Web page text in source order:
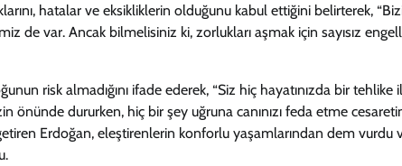
hatalar ve eksikliklerin olduğunu kabul ettiğini belirterek,
de var. Ancak bilmelisiniz ki, zorlukları aşmak için sayısız
risk almadığını ifade ederek, “Siz hiç hayatınızda bir tehlike
önünde dururken, hiç bir şey uğruna canınızı feda etme
Erdoğan, eleştirenlerin konforlu yaşamlarından dem vurdu